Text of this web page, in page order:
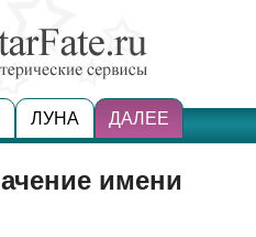
ЛУНА ДАЛЕЕ
имени